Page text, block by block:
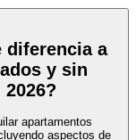
diferencia a
y sin
apartamentos
aspectos de